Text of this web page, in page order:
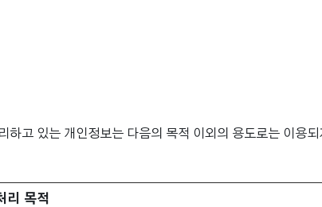
고 있는 개인정보는 다음의 목적 이외의 용도로는 이용
리 목적